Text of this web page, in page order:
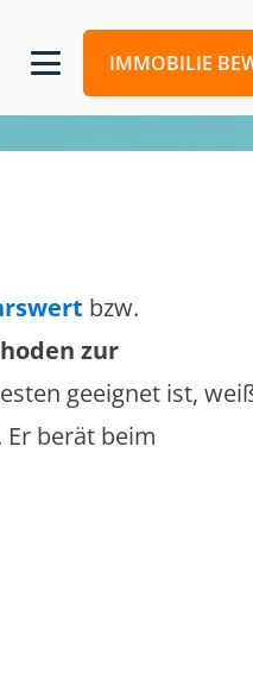
IMMOBILIE
bzw.
zur
geeignet ist,
berät beim